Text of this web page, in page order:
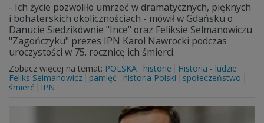
- Ich życie pozwoliło umrzeć w dramatycznych, pięknych
i bohaterskich okolicznościach - mówił w Gdańsku o
Danucie Siedzikównie "Ince" oraz Feliksie Selmanowiczu
"Zagończyku" prezes IPN Karol Nawrocki podczas
uroczystości w 75. rocznicę ich śmierci.
Zobacz więcej na temat: POLSKA historie
Historia - ludzie
Feliks Selmanowicz
pamięć historia Polski
społeczeństwo
śmierć
IPN